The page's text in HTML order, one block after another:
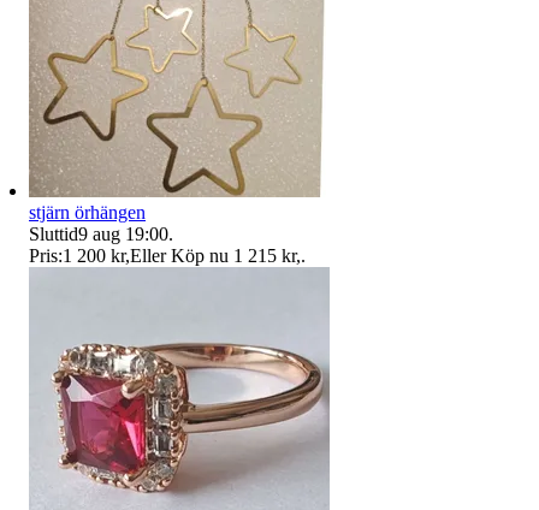
stjärn örhängen
Sluttid9 aug 19:00.
Pris:1 200 kr,Eller Köp nu 1 215 kr,.